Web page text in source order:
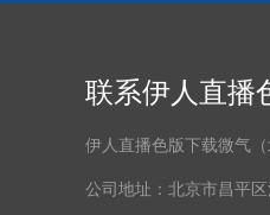
联系伊人直播
伊人直播色版下载微气
公司地址：北京市昌平